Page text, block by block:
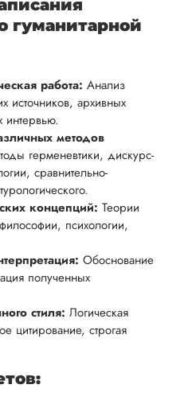
гуманитарной
работа: Анализ
источников, архивных
интервью.
методов
герменевтики, дискурс-
сравнительно-
концепций: Теории
психологии,
Обоснование
полученных
стиля: Логическая
цитирование, строгая